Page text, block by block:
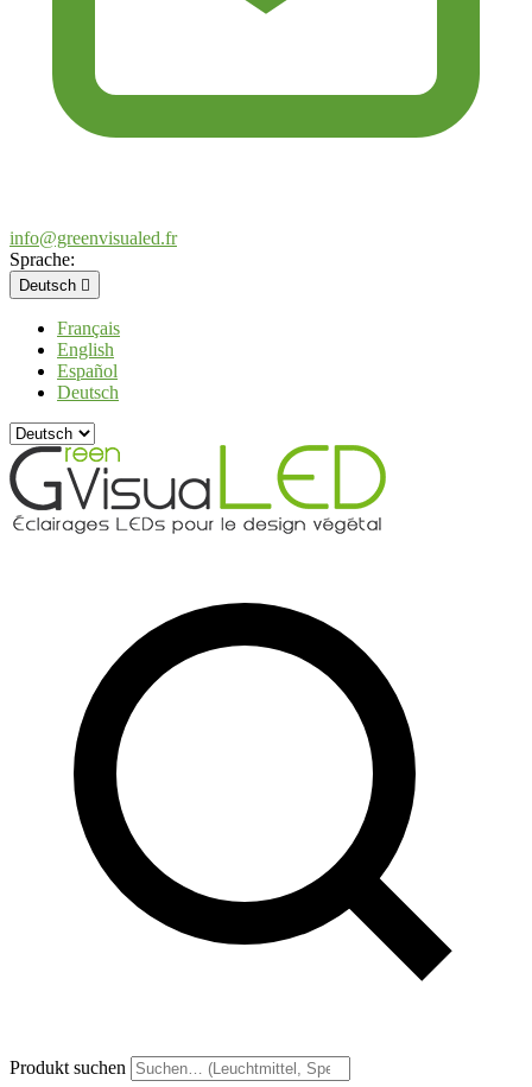
info@greenvisualed.fr
Sprache:
Deutsch 
Français
English
Español
Deutsch
Produkt suchen